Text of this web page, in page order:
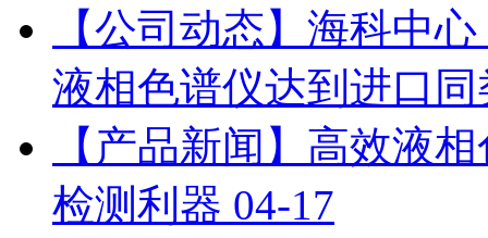
【公司动态】海科中
液相色谱仪达到进口
【产品新闻】高效液
检测利器 04-17